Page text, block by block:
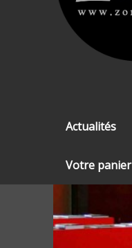
Actualités
Votre panier